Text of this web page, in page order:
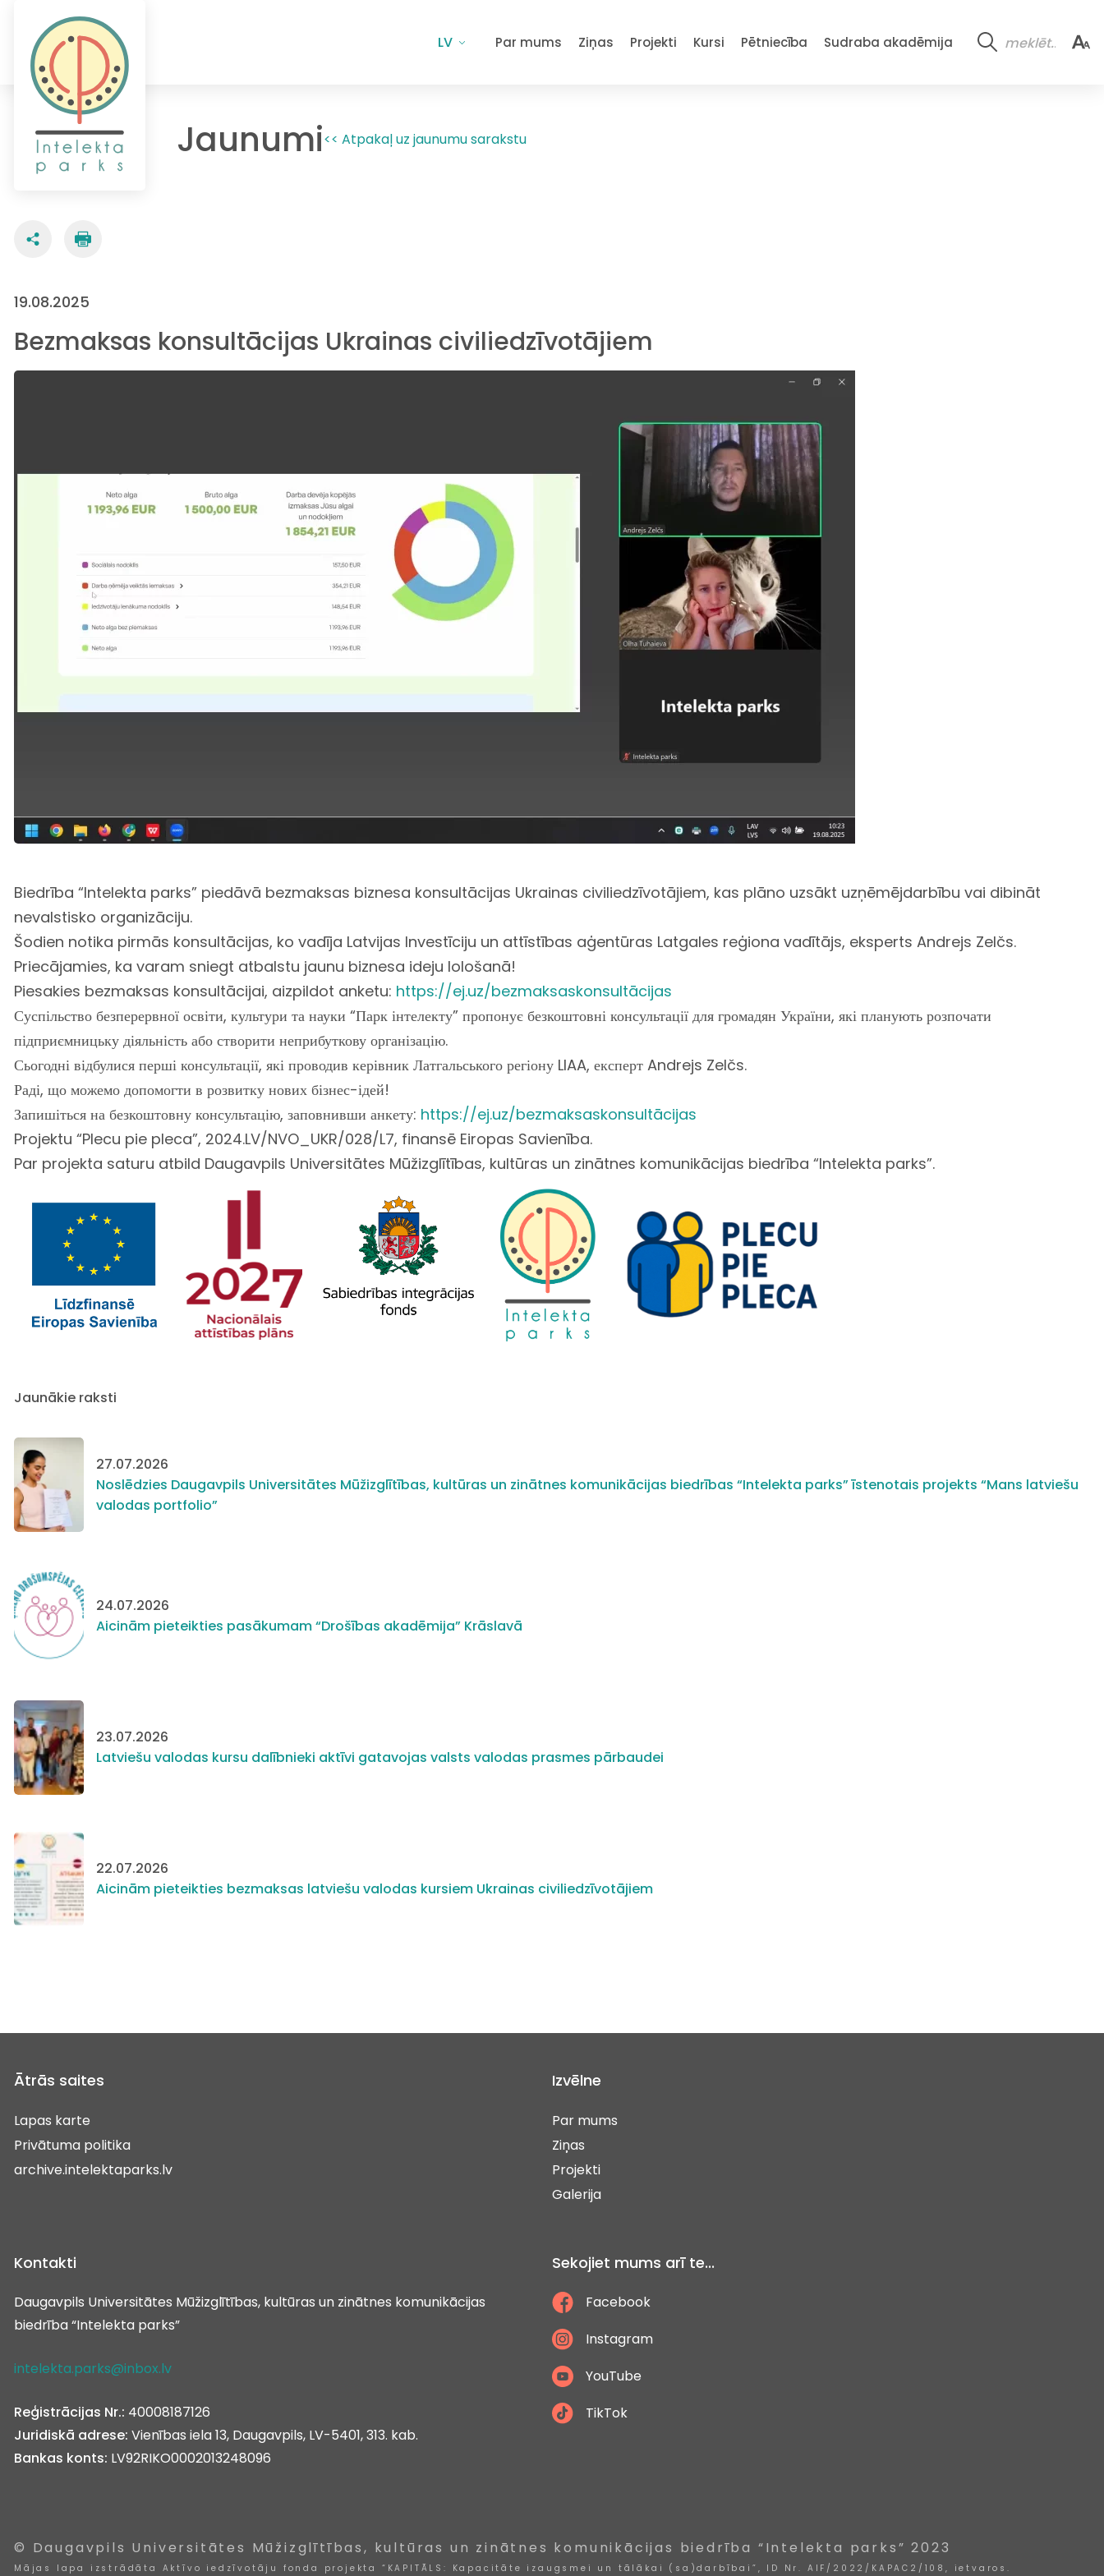
LV Par mums Ziņas Projekti Kursi Pētniecība Sudraba akadēmija
Jaunumi<< Atpakaļ uz jaunumu sarakstu
19.08.2025
Bezmaksas konsultācijas Ukrainas civiliedzīvotājiem
Biedrība “Intelekta parks” piedāvā bezmaksas biznesa konsultācijas Ukrainas civiliedzīvotājiem, kas plāno uzsākt uzņēmējdarbību vai dibināt
nevalstisko organizāciju.
Šodien notika pirmās konsultācijas, ko vadīja Latvijas Investīciju un attīstības aģentūras Latgales reģiona vadītājs, eksperts Andrejs Zelčs.
Priecājamies, ka varam sniegt atbalstu jaunu biznesa ideju lološanā!
Piesakies bezmaksas konsultācijai, aizpildot anketu: https://ej.uz/bezmaksaskonsultācijas
Суспільство безперервної освіти, культури та науки “Парк інтелекту” пропонує безкоштовні консультації для громадян України, які планують розпочати
підприємницьку діяльність або створити неприбуткову організацію.
Сьогодні відбулися перші консультації, які проводив керівник Латгальського регіону LIAA, експерт Andrejs Zelčs.
Раді, що можемо допомогти в розвитку нових бізнес-ідей!
Запишіться на безкоштовну консультацію, заповнивши анкету: https://ej.uz/bezmaksaskonsultācijas
Projektu “Plecu pie pleca”, 2024.LV/NVO_UKR/028/L7, finansē Eiropas Savienība.
Par projekta saturu atbild Daugavpils Universitātes Mūžizglītības, kultūras un zinātnes komunikācijas biedrība “Intelekta parks”.
Jaunākie raksti
27.07.2026
Noslēdzies Daugavpils Universitātes Mūžizglītības, kultūras un zinātnes komunikācijas biedrības “Intelekta parks” īstenotais projekts “Mans latviešu
valodas portfolio”
24.07.2026
Aicinām pieteikties pasākumam “Drošības akadēmija” Krāslavā
23.07.2026
Latviešu valodas kursu dalībnieki aktīvi gatavojas valsts valodas prasmes pārbaudei
22.07.2026
Aicinām pieteikties bezmaksas latviešu valodas kursiem Ukrainas civiliedzīvotājiem
Ātrās saites
Lapas karte
Privātuma politika
archive.intelektaparks.lv
Izvēlne
Par mums
Ziņas
Projekti
Galerija
Kontakti
Daugavpils Universitātes Mūžizglītības, kultūras un zinātnes komunikācijas
biedrība “Intelekta parks”
intelekta.parks@inbox.lv
Reģistrācijas Nr.: 40008187126
Juridiskā adrese: Vienības iela 13, Daugavpils, LV-5401, 313. kab.
Bankas konts: LV92RIKO0002013248096
Sekojiet mums arī te...
Facebook
Instagram
YouTube
TikTok
© Daugavpils Universitātes Mūžizglītības, kultūras un zinātnes komunikācijas biedrība “Intelekta parks” 2023
Mājas lapa izstrādāta Aktīvo iedzīvotāju fonda projekta “KAPITĀLS: Kapacitāte izaugsmei un tālākai (sa)darbībai”, ID Nr. AIF/2022/KAPAC2/108, ietvaros.